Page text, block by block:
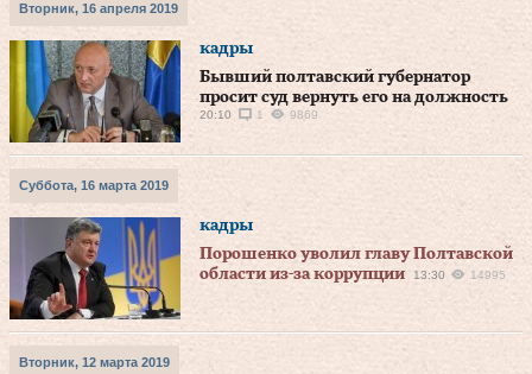
Вторник, 16 апреля 2019
кадры
Бывший полтавский губернатор
просит суд вернуть его на должность
20:10 1 9869
Суббота, 16 марта 2019
кадры
Порошенко уволил главу Полтавской
области из-за коррупции
13:30 14995
Вторник, 12 марта 2019